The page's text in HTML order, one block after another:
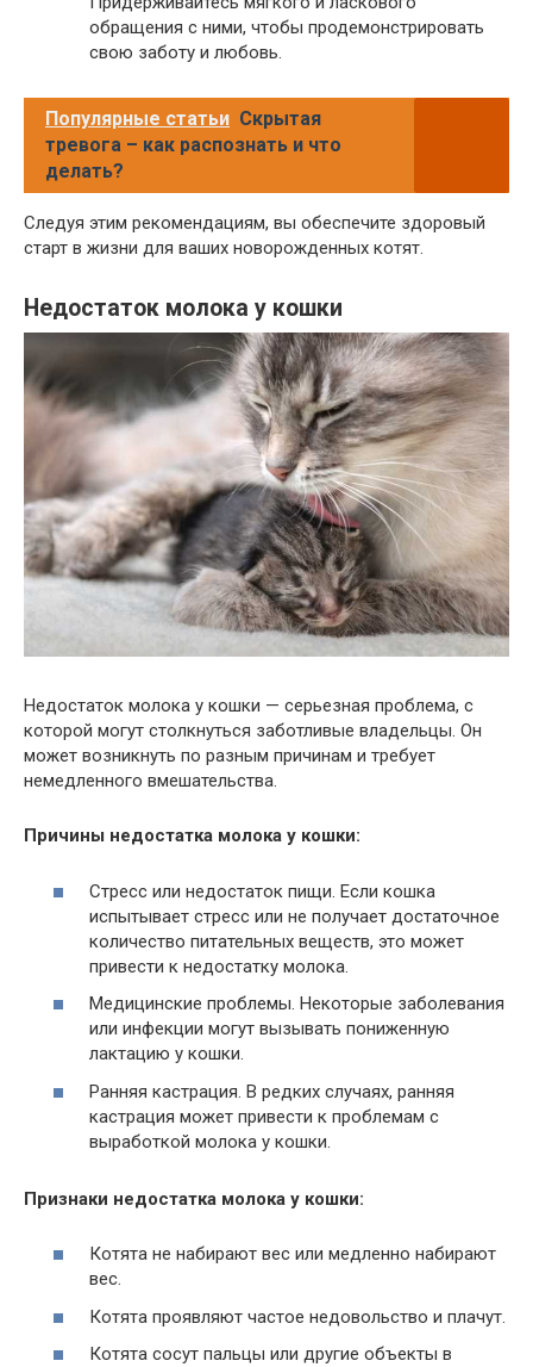
обращения с ними, чтобы продемонстрировать
свою заботу и любовь.
Популярные статьи Скрытая
тревога – как распознать и что
делать?
Следуя этим рекомендациям, вы обеспечите здоровый
старт в жизни для ваших новорожденных котят.
Недостаток молока у кошки
Недостаток молока у кошки — серьезная проблема, с
которой могут столкнуться заботливые владельцы. Он
может возникнуть по разным причинам и требует
немедленного вмешательства.
Причины недостатка молока у кошки:
Стресс или недостаток пищи. Если кошка
испытывает стресс или не получает достаточное
количество питательных веществ, это может
привести к недостатку молока.
Медицинские проблемы. Некоторые заболевания
или инфекции могут вызывать пониженную
лактацию у кошки.
Ранняя кастрация. В редких случаях, ранняя
кастрация может привести к проблемам с
выработкой молока у кошки.
Признаки недостатка молока у кошки:
Котята не набирают вес или медленно набирают
вес.
Котята проявляют частое недовольство и плачут.
Котята сосут пальцы или другие объекты в